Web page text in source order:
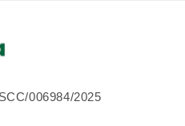
006984/2025